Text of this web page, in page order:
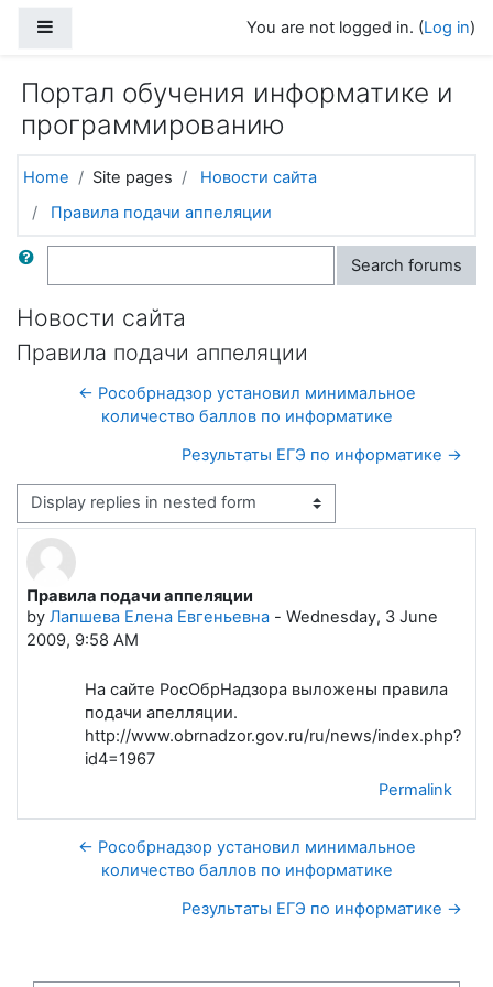
You are not logged in. (Log in)
Портал обучения информатике и
программированию
Home Site pages
Новости сайта
Правила подачи аппеляции
Search Search forums
Новости сайта
Правила подачи аппеляции
← Рособрнадзор установил минимальное
количество баллов по информатике
Результаты ЕГЭ по информатике →
Display mode
Правила подачи аппеляции
by Лапшева Елена Евгеньевна - Wednesday, 3 June
2009, 9:58 AM
Number of replies: 0
На сайте РосОбрНадзора выложены правила
подачи апелляции.
http://www.obrnadzor.gov.ru/ru/news/index.php?
id4=1967
Permalink
← Рособрнадзор установил минимальное
количество баллов по информатике
Результаты ЕГЭ по информатике →